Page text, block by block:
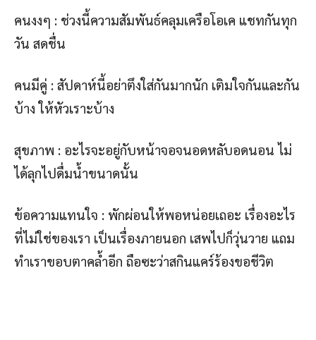
คนงงๆ : ช่วงนี้ความสัมพันธ์คลุมเครือโอเค แชทกันทุก
วัน สดชื่น
คนมีคู่ : สัปดาห์นี้อย่าตึงใส่กันมากนัก เติมใจกันและกัน
บ้าง ให้หัวเราะบ้าง
สุขภาพ : อะไรจะอยู่กับหน้าจอจนอดหลับอดนอน ไม่
ได้ลุกไปดื่มน้ำขนาดนั้น
ข้อความแทนใจ : พักผ่อนให้พอหน่อยเถอะ เรื่องอะไร
ที่ไม่ใช่ของเรา เป็นเรื่องภายนอก เสพไปก็วุ่นวาย แถม
ทำเราขอบตาคล้ำอีก ถือซะว่าสกินแคร์ร้องขอชีวิต